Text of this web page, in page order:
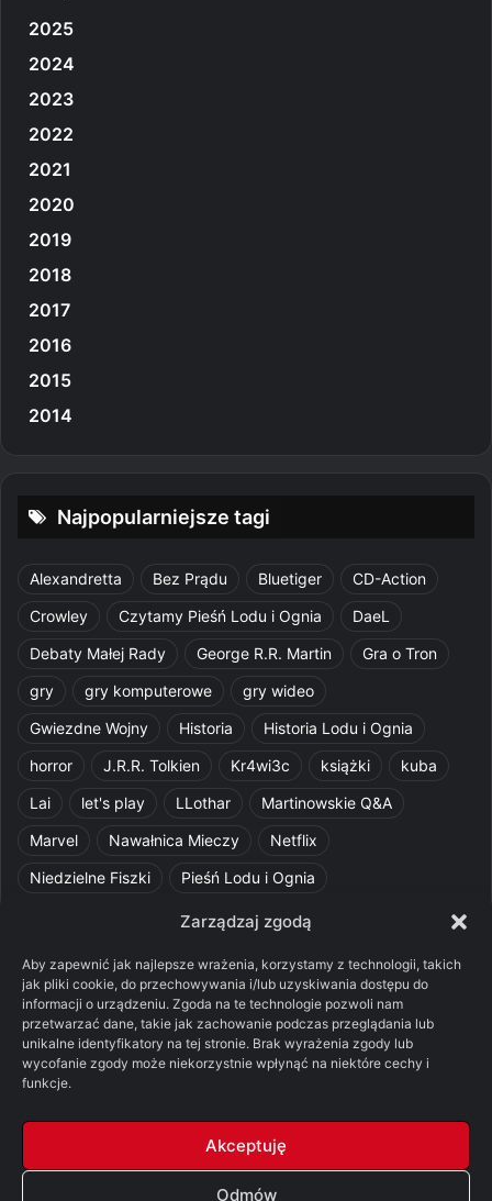
Zarządzaj zgodą
Aby zapewnić jak najlepsze wrażenia, korzystamy z technologii, takich
jak pliki cookie, do przechowywania i/lub uzyskiwania dostępu do
informacji o urządzeniu. Zgoda na te technologie pozwoli nam
przetwarzać dane, takie jak zachowanie podczas przeglądania lub
unikalne identyfikatory na tej stronie. Brak wyrażenia zgody lub
wycofanie zgody może niekorzystnie wpłynąć na niektóre cechy i
funkcje.
Akceptuję
Odmów
2025
2024
2023
2022
2021
2020
2019
2018
2017
2016
2015
2014
Najpopularniejsze tagi
Alexandretta Bez Prądu Bluetiger
CD-Action
Crowley
Czytamy Pieśń Lodu i Ognia
DaeL
Debaty Małej Rady
George R.R. Martin
Gra o Tron
gry
gry komputerowe
gry wideo
Gwiezdne Wojny
Historia
Historia Lodu i Ognia
horror
J.R.R. Tolkien Kr4wi3c książki
kuba
Lai
let's play LLothar
Martinowskie Q&A
Marvel
Nawałnica Mieczy
Netflix
Niedzielne Fiszki
Pieśń Lodu i Ognia
Pquelim
Pytania do maesterów
recenzja książki
Ród Smoka Silmarillion
SithFrog
Starcie Królów
Star Wars
Szalone Teorie
Tolkienowskie Q&A
Voo
Wieści z Cytadeli